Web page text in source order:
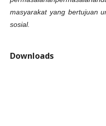
masyarakat yang bertujuan
sosial.
Downloads